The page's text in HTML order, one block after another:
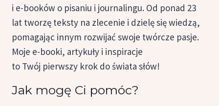
i e-booków o pisaniu i journalingu. Od ponad 23
lat tworzę teksty na zlecenie i dzielę się wiedzą,
pomagając innym rozwijać swoje twórcze pasje.
Moje e-booki, artykuły i inspiracje
to Twój pierwszy krok do świata słów!
Jak mogę Ci pomóc?